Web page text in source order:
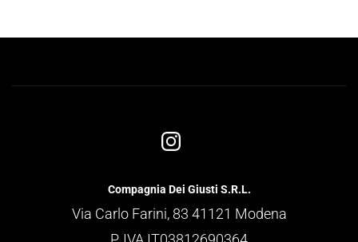
Compagnia Dei Giusti S.R.L.
Via Carlo Farini, 83 41121 Modena